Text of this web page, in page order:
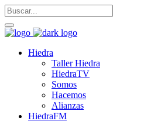
Hiedra
Taller Hiedra
HiedraTV
Somos
Hacemos
Alianzas
HiedraFM